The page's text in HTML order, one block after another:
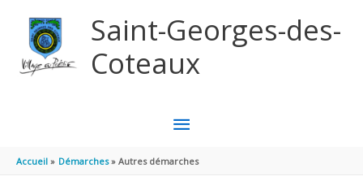
Saint-Georges-des-
Coteaux
MENU
PRINCIPAL
Accueil Démarches Autres démarches